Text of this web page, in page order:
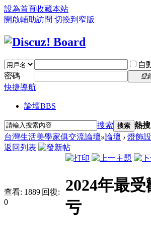
設為首頁收藏本站
開啟輔助訪問 切換到窄版
自
密碼
登
快捷導航
論壇BBS
搜索 搜索 熱
台灣生活美學家俱交流論壇»論壇 › 燈飾
返回列表
查看: 1889|回復:
0
2024年最
亏